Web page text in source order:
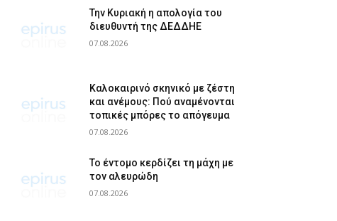
Την Κυριακή η απολογία του
διευθυντή της ΔΕΔΔΗΕ
07.08.2026
Καλοκαιρινό σκηνικό με ζέστη
και ανέμους: Πού αναμένονται
τοπικές μπόρες το απόγευμα
07.08.2026
Το έντομο κερδίζει τη μάχη με
τον αλευρώδη
07.08.2026